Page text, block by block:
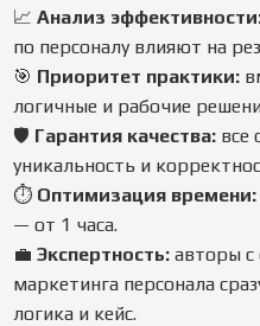
📈Анализ
по персоналу влияют на
🎯 Приоритет практики:
логичные и рабочие
🛡️ Гарантия качества: все
уникальность и
⏱️ Оптимизация времени:
— от 1 часа.
💼Экспертность: авторы
маркетинга персонала
логика и кейс.